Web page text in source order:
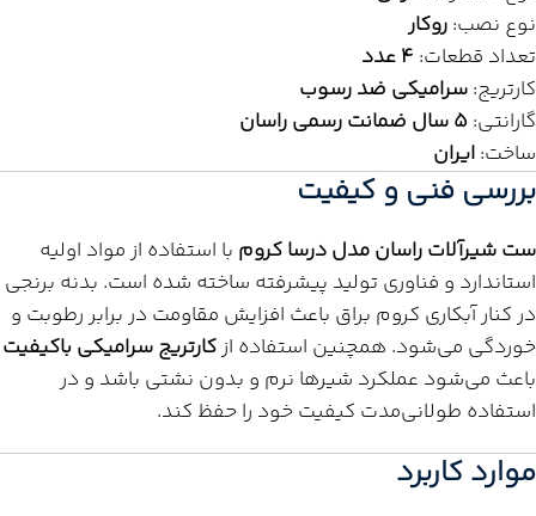
نوع نصب:روکار
تعداد قطعات: ۴ عدد
کارتریج:سرامیکی ضد رسوب
گارانتی:۵ سال ضمانت رسمی راسان
ساخت:ایران
بررسی فنی و کیفیت
ست شیرآلات راسان مدل درسا کروم با استفاده از مواد اولیه
استاندارد و فناوری تولید پیشرفته ساخته شده است. بدنه برنجی
در کنار آبکاری کروم براق باعث افزایش مقاومت در برابر رطوبت و
خوردگی می‌شود. همچنین استفاده ازکارتریج سرامیکی باکیفیت
باعث می‌شود عملکرد شیرها نرم و بدون نشتی باشد و در
استفاده طولانی‌مدت کیفیت خود را حفظ کند.
موارد کاربرد